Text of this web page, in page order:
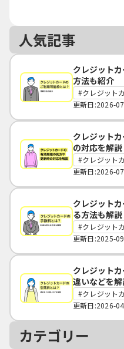
人気記事
クレジット
方法も紹介
クレジット
更新日:2026-
クレジット
の対応を解説
クレジット
更新日:2026-
クレジット
る方法も解説
クレジット
更新日:2025-
クレジット
違いなどを
クレジット
更新日:2026-
カテゴリー